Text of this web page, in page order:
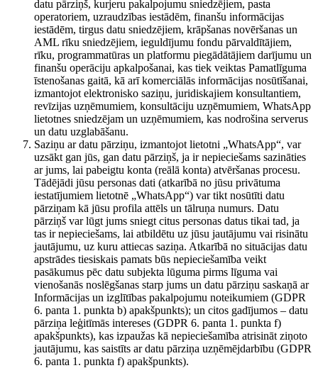
datu pārziņš, kurjeru pakalpojumu sniedzējiem, pasta
operatoriem, uzraudzības iestādēm, finanšu informācijas
iestādēm, tirgus datu sniedzējiem, krāpšanas novēršanas un
AML rīku sniedzējiem, ieguldījumu fondu pārvaldītājiem,
rīku, programmatūras un platformu piegādātājiem darījumu un
finanšu operāciju apkalpošanai, kas tiek veiktas Pamatlīguma
īstenošanas gaitā, kā arī komerciālās informācijas nosūtīšanai,
izmantojot elektronisko saziņu, juridiskajiem konsultantiem,
revīzijas uzņēmumiem, konsultāciju uzņēmumiem, WhatsApp
lietotnes sniedzējam un uzņēmumiem, kas nodrošina serverus
un datu uzglabāšanu.
Saziņu ar datu pārziņu, izmantojot lietotni „WhatsApp“, var
uzsākt gan jūs, gan datu pārziņš, ja ir nepieciešams sazināties
ar jums, lai pabeigtu konta (reālā konta) atvēršanas procesu.
Tādējādi jūsu personas dati (atkarībā no jūsu privātuma
iestatījumiem lietotnē „WhatsApp“) var tikt nosūtīti datu
pārziņam kā jūsu profila attēls un tālruņa numurs. Datu
pārziņš var lūgt jums sniegt citus personas datus tikai tad, ja
tas ir nepieciešams, lai atbildētu uz jūsu jautājumu vai risinātu
jautājumu, uz kuru attiecas saziņa. Atkarībā no situācijas datu
apstrādes tiesiskais pamats būs nepieciešamība veikt
pasākumus pēc datu subjekta lūguma pirms līguma vai
vienošanās noslēgšanas starp jums un datu pārziņu saskaņā ar
Informācijas un izglītības pakalpojumu noteikumiem (GDPR
6. panta 1. punkta b) apakšpunkts); un citos gadījumos – datu
pārziņa leģitīmās intereses (GDPR 6. panta 1. punkta f)
apakšpunkts), kas izpaužas kā nepieciešamība atrisināt ziņoto
jautājumu, kas saistīts ar datu pārziņa uzņēmējdarbību (GDPR
6. panta 1. punkta f) apakšpunkts).